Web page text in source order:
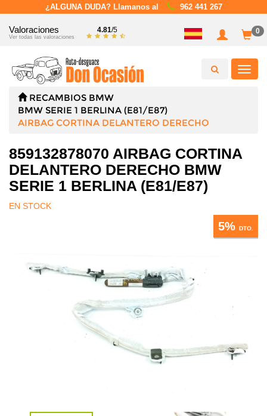
¿ALGUNA DUDA? Llamanos al 962 441 267
Valoraciones
Ver todas las valoraciones
4.81/5 0
RECAMBIOS BMW
BMW SERIE 1 BERLINA (E81/E87)
AIRBAG CORTINA DELANTERO DERECHO
859132878070 AIRBAG CORTINA
DELANTERO DERECHO BMW
SERIE 1 BERLINA (E81/E87)
EN STOCK
5% DTO.